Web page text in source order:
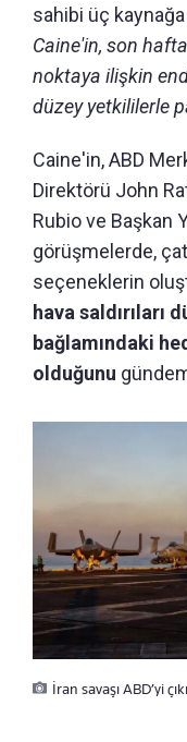
sahibi üç kaynağa
Caine'in, son
noktaya ilişkin
düzey yetkililerle
Caine'in, ABD
Direktörü John
Rubio ve Başkan
görüşmelerde,
seçeneklerin
hava saldırıları
bağlamındaki
olduğunu
İran savaşı ABD’yi